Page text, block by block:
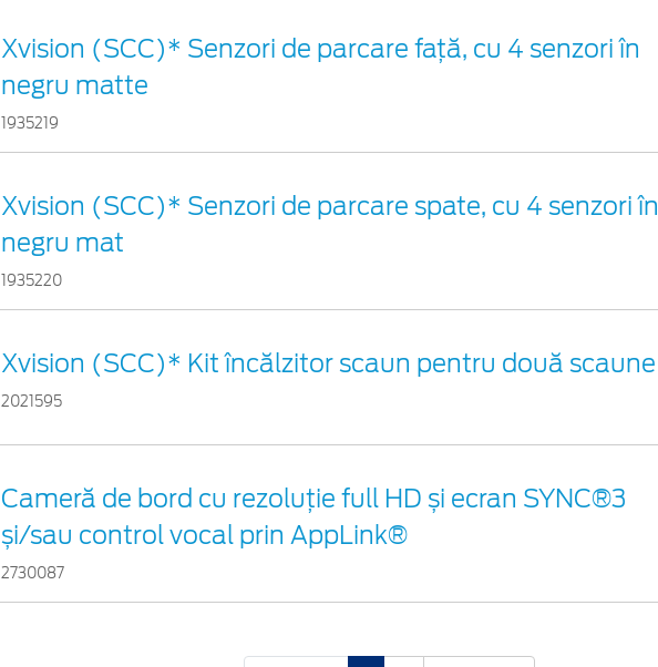
Xvision (SCC)* Senzori de parcare faţă, cu 4 senzori în
negru matte
1935219
Xvision (SCC)* Senzori de parcare spate, cu 4 senzori în
negru mat
1935220
Xvision (SCC)* Kit încălzitor scaun pentru două scaune
2021595
Cameră de bord cu rezoluție full HD și ecran SYNC®3
și/sau control vocal prin AppLink®
2730087